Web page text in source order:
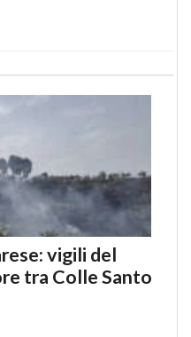
vigili del
tra Colle Santo